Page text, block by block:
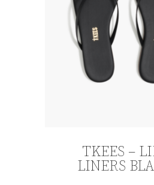
TKEES –
LINERS